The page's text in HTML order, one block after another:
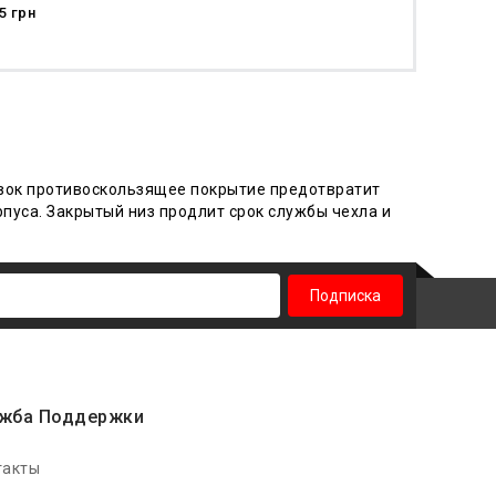
грн
противоскользящее покрытие предотвратит
Закрытый низ продлит срок службы чехла и
Подписка
Поддержки